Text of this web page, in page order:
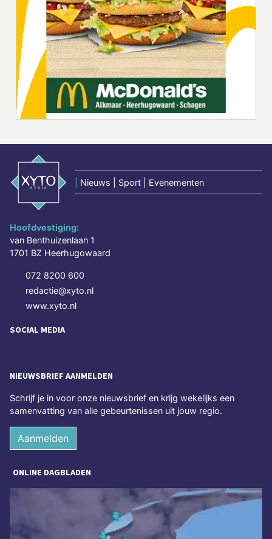
Nieuws | Sport | Evenementen
Hoofdvestiging:
van Benthuizenlaan 1
1701 BZ Heerhugowaard
072 8200 600
redactie@xyto.nl
www.xyto.nl
SOCIAL MEDIA
NIEUWSBRIEF AANMELDEN
Schrijf je in voor onze nieuwsbrief en krijg wekelijks een
samenvatting van alle gebeurtenissen uit jouw regio.
Aanmelden
ONLINE DAGBLADEN